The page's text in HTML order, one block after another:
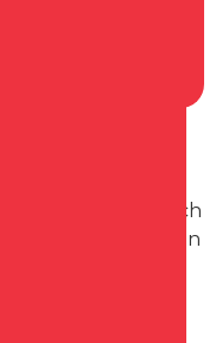
in Schagen die zich
en zonnebrillen
een
van niche
Frankrijk en